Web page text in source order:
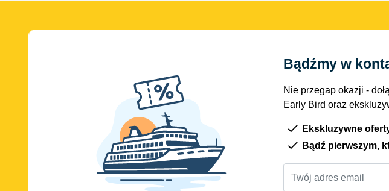
Bądźmy w
Nie przegap okazji -
Early Bird oraz
Ekskluzywne
Bądź pierwszym,